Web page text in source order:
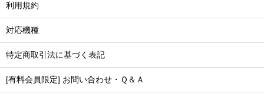
利用規約
対応機種
特定商取引法に基づく表記
[有料会員限定] お問い合わせ・Ｑ＆Ａ